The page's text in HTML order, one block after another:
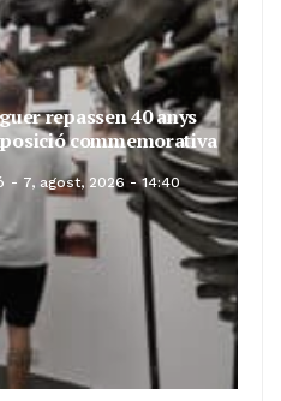
repassen 40 anys
commemorativa
7, agost, 2026 - 14:40